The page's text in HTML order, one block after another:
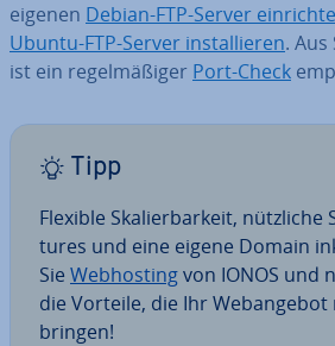
eigenen Debian-FTP-Server
Ubuntu-FTP-Server in­stal­lie­ren.
ist ein re­gel­mä­ßi­ger Port-Check
Tipp
Flexible Ska­lier­bar­keit,
tures und eine eigene Domain
Sie Web­hos­tingvon IONOS und
die Vorteile, die Ihr Web­an­ge­bot
bringen!